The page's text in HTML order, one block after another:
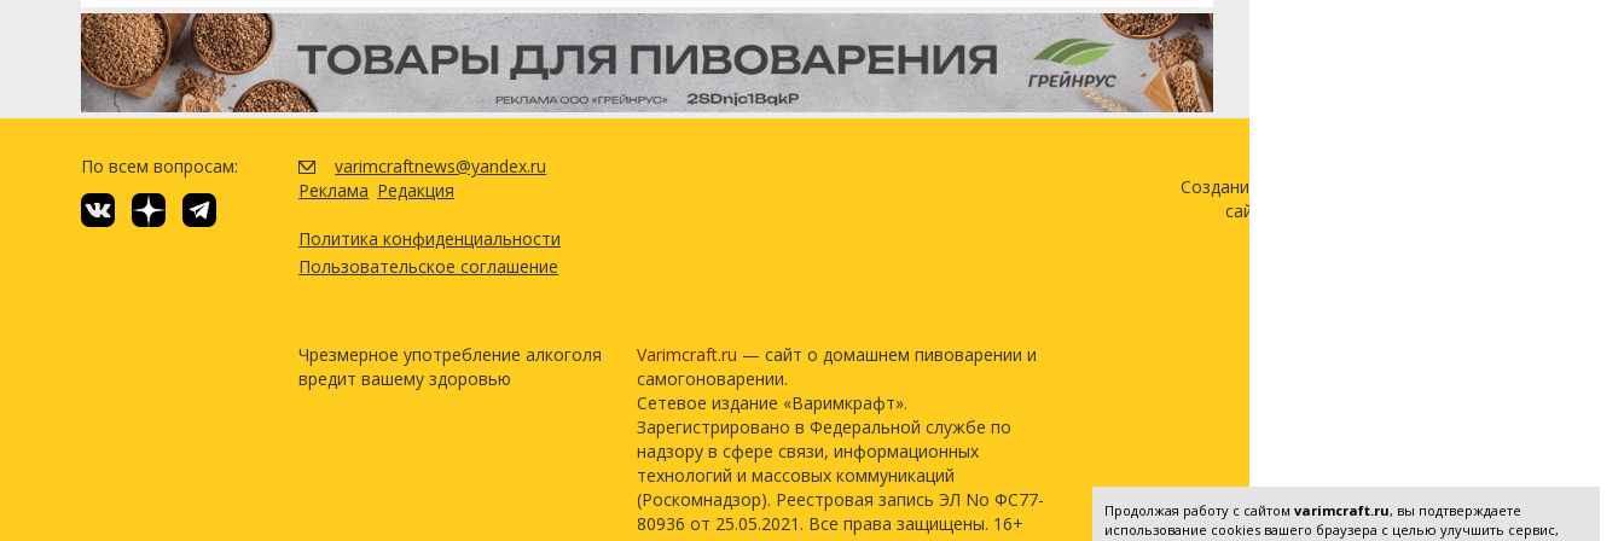
Амарилло (Amarillo)
56.69 г
Дрожжи
Safale American (DCL/Fermentis #US-05) 1 шт
По всем вопросам:
varimcraftnews@yandex.ru
Реклама Редакция
Политика конфиденциальности
Пользовательское соглашение
Чрезмерное употребление алкоголя
вредит вашему здоровью
Varimcraft.ru — сайт о домашнем пивоварении и
самогоноварении.
Сетевое издание «Варимкрафт».
Зарегистрировано в Федеральной службе по
надзору в сфере связи, информационных
технологий и массовых коммуникаций
(Роскомнадзор). Реестровая запись ЭЛ No ФС77-
80936 от 25.05.2021. Все права защищены. 16+
Создание и продвижение
сайта —
Продолжая работу с сайтом varimcraft.ru, вы подтверждаете
использование cookies вашего браузера с целью улучшить сервис,